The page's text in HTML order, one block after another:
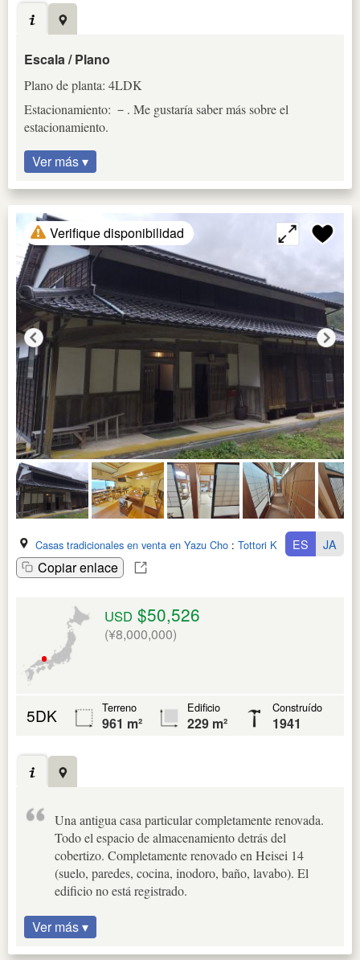
Escala / Plano
Plano de planta: 4LDK
Estacionamiento: －. Me gustaría saber más sobre el
estacionamiento.
Ver más ▾
Verifique disponibilidad
Casas tradicionales en venta en Yazu Cho : Tottori Ken
Copiar enlace
ES JA
USD $50,526
(¥8,000,000)
5DK Terreno
961 m²
Edificio
229 m²
Construído
1941
Una antigua casa particular completamente renovada.
Todo el espacio de almacenamiento detrás del
cobertizo. Completamente renovado en Heisei 14
(suelo, paredes, cocina, inodoro, baño, lavabo). El
edificio no está registrado.
Ver más ▾